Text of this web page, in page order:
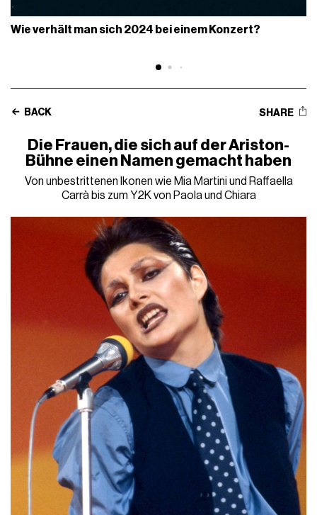
Wie verhält man sich 2024 bei einem Konzert?
BACK SHARE
Die Frauen, die sich auf der Ariston-
Bühne einen Namen gemacht haben
Von unbestrittenen Ikonen wie Mia Martini und Raffaella
Carrà bis zum Y2K von Paola und Chiara